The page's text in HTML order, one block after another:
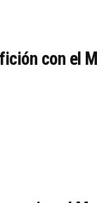
con el